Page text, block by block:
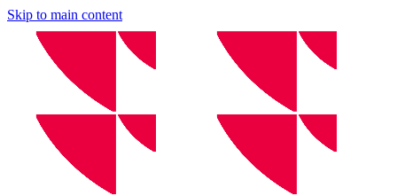
Skip to main content